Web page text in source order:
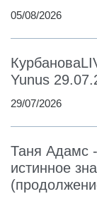
05/08/2026
Yunus
29/07/2026
Таня Адамс
истинное